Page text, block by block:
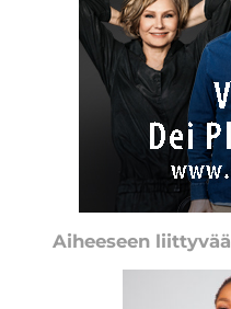
Aiheeseen liittyvää